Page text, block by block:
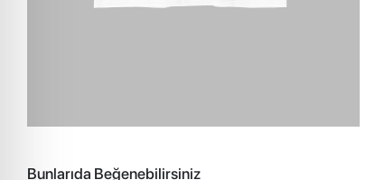
Bunlarıda Beğenebilirsiniz